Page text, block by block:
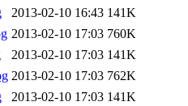
2013-02-10 16:43 141K
2013-02-10 17:03 760K
2013-02-10 17:03 141K
2013-02-10 17:03 762K
2013-02-10 17:03 141K